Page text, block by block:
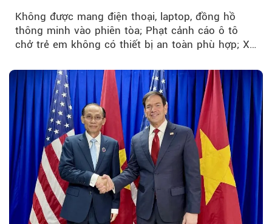
Không được mang điện thoại, laptop, đồng hồ
thông minh vào phiên tòa; Phạt cảnh cáo ô tô
chở trẻ em không có thiết bị an toàn phù hợp; Xe
với Bộ Công an… là những chính sách mới có
hiệu lực từ tháng 8/2026.